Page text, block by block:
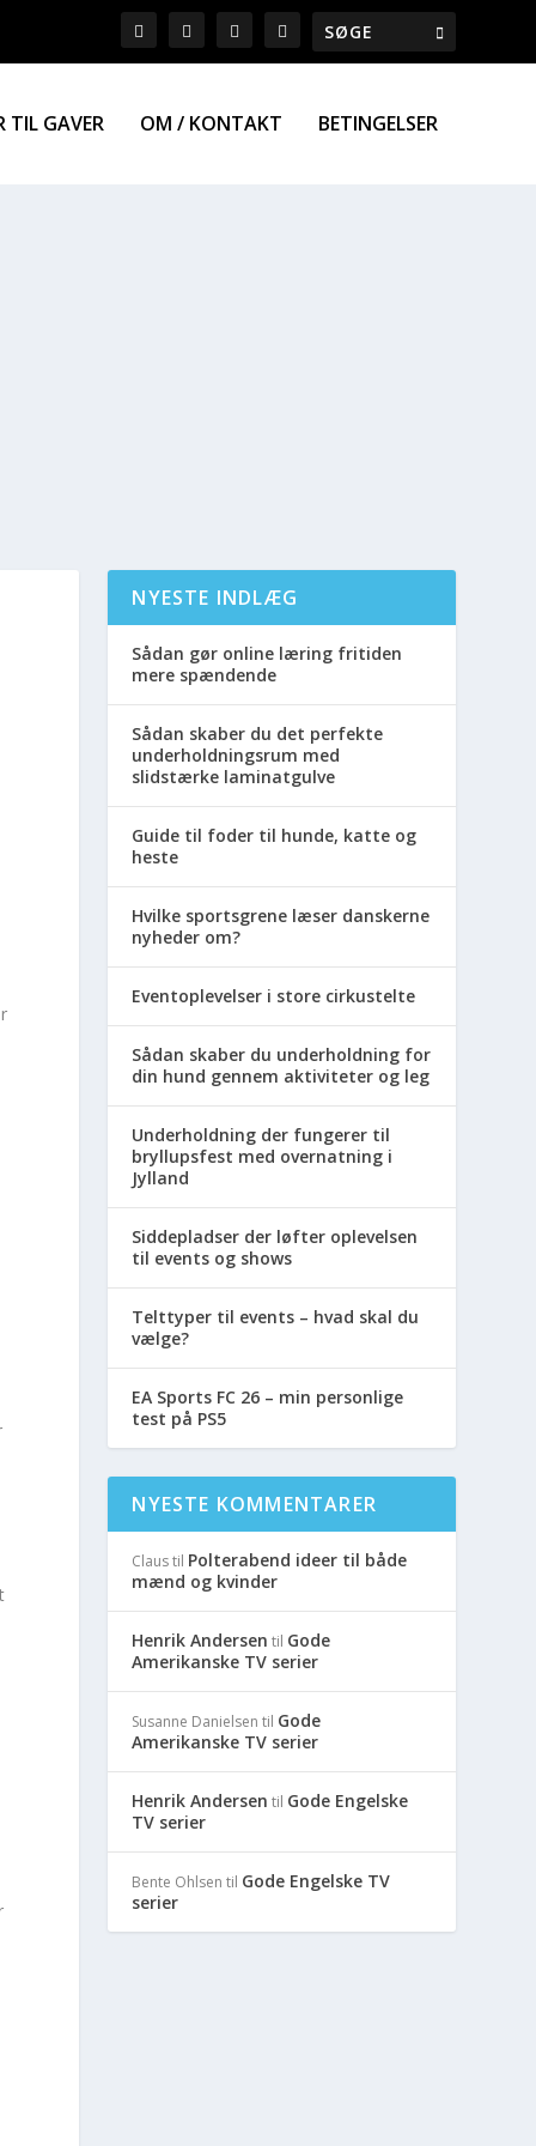
TIL GAVER OM / KONTAKT BETINGELSER
NYESTE INDLÆG
Sådan gør online læring fritiden
mere spændende
Sådan skaber du det perfekte
underholdningsrum med
slidstærke laminatgulve
Guide til foder til hunde, katte og
heste
Hvilke sportsgrene læser danskerne
nyheder om?
Eventoplevelser i store cirkustelte
Sådan skaber du underholdning for
din hund gennem aktiviteter og leg
Underholdning der fungerer til
bryllupsfest med overnatning i
Jylland
Siddepladser der løfter oplevelsen
til events og shows
Telttyper til events – hvad skal du
vælge?
EA Sports FC 26 – min personlige
test på PS5
NYESTE KOMMENTARER
Claustil Polterabend ideer til både
mænd og kvinder
Henrik Andersen til Gode
Amerikanske TV serier
Susanne Danielsen til Gode
Amerikanske TV serier
Henrik Andersen til Gode Engelske
TV serier
Bente Ohlsen til Gode Engelske TV
serier